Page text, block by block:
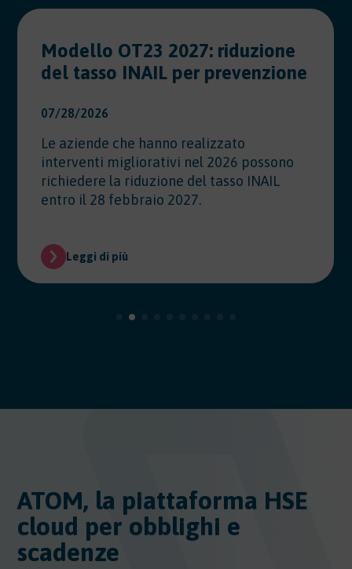
Modello OT23 2027: riduzione
del tasso INAIL per prevenzione
07/28/2026
Le aziende che hanno realizzato
interventi migliorativi nel 2026 possono
richiedere la riduzione del tasso INAIL
entro il 28 febbraio 2027.
Leggi di più
ATOM, la piattaforma HSE
cloud per obblighi e
scadenze